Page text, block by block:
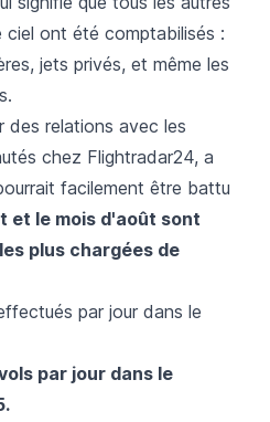
ciel ont été comptabilisés :
jets privés, et même les
des relations avec les
chez Flightradar24, a
facilement être battu
et le mois d'août sont
plus chargées de
par jour dans le
par jour dans le